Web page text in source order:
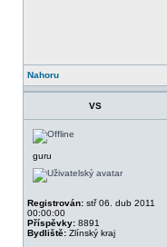
Nahoru
VS
guru
Registrován: stř 06. dub 2011
00:00:00
Příspěvky: 8891
Bydliště: Zlínský kraj